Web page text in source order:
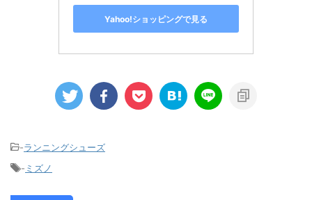
Yahoo!ショッピングで見る
-ランニングシューズ
- ミズノ